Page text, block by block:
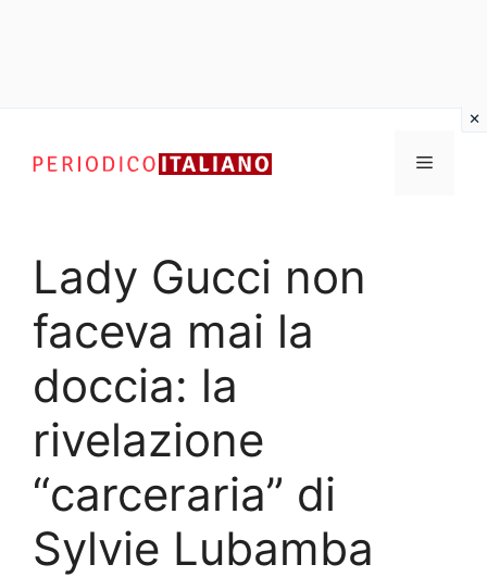
contenuto
Menu
Lady Gucci non
faceva mai la
doccia: la
rivelazione
“carceraria” di
Sylvie Lubamba